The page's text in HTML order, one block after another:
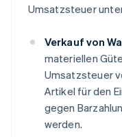
Umsatzsteuer
Verkauf von
materiellen
Umsatzsteuer
Artikel für den
gegen
werden.